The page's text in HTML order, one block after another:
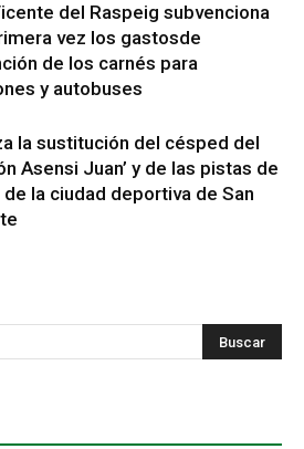
del Raspeig subvenciona
vez los gastosde
de los carnés para
y autobuses
la sustitución del césped del
Asensi Juan’ y de las pistas de
de la ciudad deportiva de San